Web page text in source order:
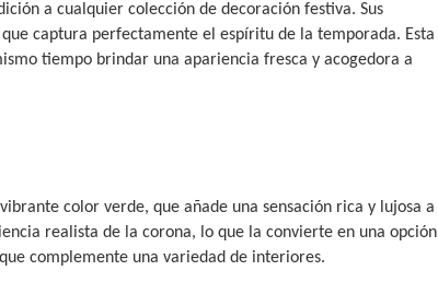
a cualquier colección de decoración festiva. Sus
captura perfectamente el espíritu de la temporada. Esta
tiempo brindar una apariencia fresca y acogedora a
color verde, que añade una sensación rica y lujosa a
realista de la corona, lo que la convierte en una opción
complemente una variedad de interiores.